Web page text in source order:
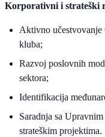
Korporativni i strateški
Aktivno učestvovanje
kluba;
Razvoj poslovnih
sektora;
Identifikacija
Saradnja sa
strateškim projektima.